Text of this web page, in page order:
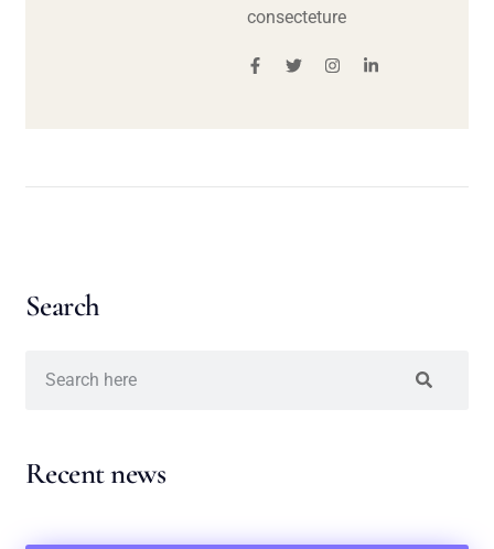
consecteture
Search
Recent news